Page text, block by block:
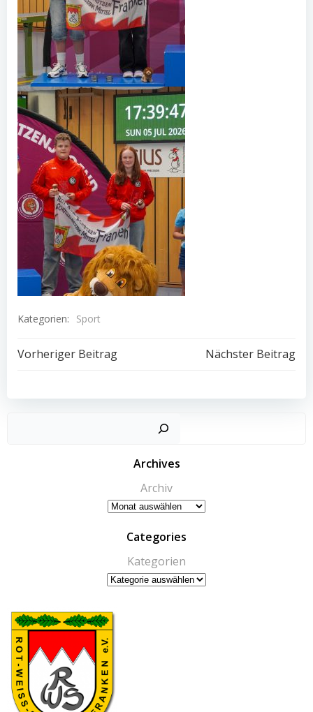
Kategorien: Sport
Beitragsnavigation
Vorheriger Beitrag Nächster Beitrag
Archives
Archiv
Categories
Kategorien